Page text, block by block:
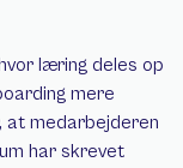
læring deles op
mere
at medarbejderen
har skrevet